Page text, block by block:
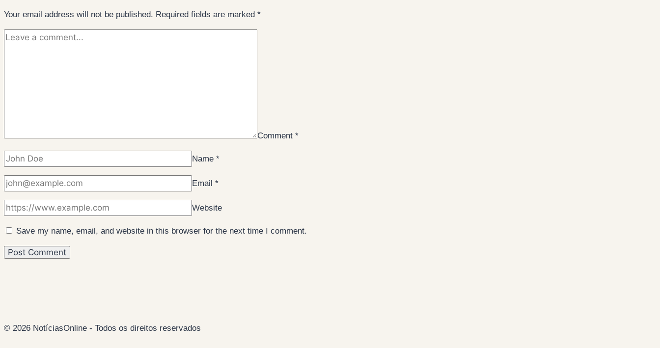
Your email address will not be published. Required fields are marked *
Comment *
Name *
Email *
Website
Save my name, email, and website in this browser for the next time I comment.
© 2026 NotíciasOnline - Todos os direitos reservados